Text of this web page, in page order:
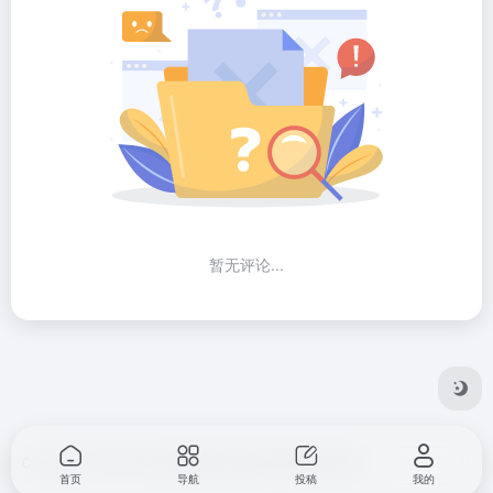
暂无评论...
Copyright © 2026 方舟全球网站导航 OneNav强力驱动
首页 导航 投稿 我的